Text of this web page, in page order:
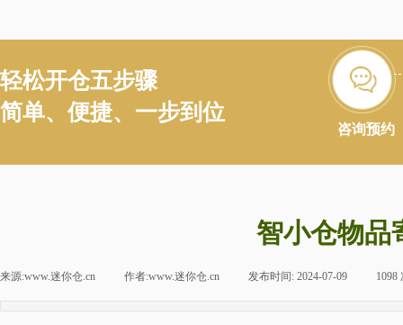
咨询预约
轻松开仓五步骤
简单、便捷、一步到位
智小仓物品
来源:www.迷你仓.cn 作者:www.迷你仓.cn 发布时间: 2024-07-09 1098